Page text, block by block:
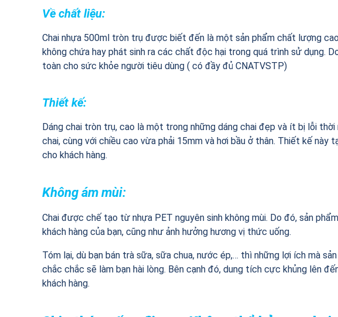
Về chất liệu:
Chai nhựa 500ml tròn trụ được biết đến là một sản phẩm chất lượng
không chứa hay phát sinh ra các chất độc hại trong quá trình sử dụng.
toàn cho sức khỏe người tiêu dùng ( có đầy đủ CNATVSTP)
Thiết kế:
Dáng chai tròn trụ, cao là một trong những dáng chai đẹp và ít bị lỗi
chai, cùng với chiều cao vừa phải 15mm và hơi bầu ở thân. Thiết kế này
cho khách hàng.
Không ám mùi:
Chai được chế tạo từ nhựa PET nguyên sinh không mùi. Do đó, sản
khách hàng của bạn, cũng như ảnh hưởng hương vị thức uống.
Tóm lại, dù bạn bán trà sữa, sữa chua, nước ép,… thì những lợi ích mà
chắc chắc sẽ làm bạn hài lòng. Bên cạnh đó, dung tích cực khủng lên
khách hàng.